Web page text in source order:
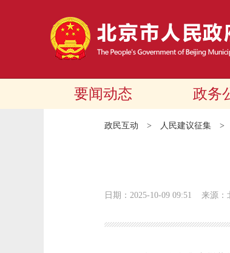
要闻动态 政务
政民互动 > 人民建议征集 >
日期：2025-10-09 09:51 来源：